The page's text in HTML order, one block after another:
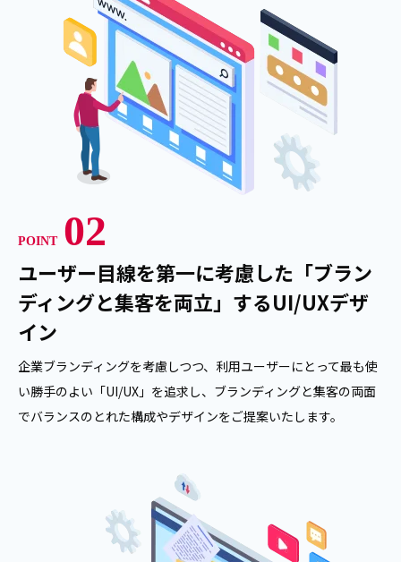
POINT 02
ユーザー目線を第一に考慮した「ブラン
ディングと集客を両立」するUI/UXデザ
イン
企業ブランディングを考慮しつつ、利用ユーザーにとって最も使
い勝手のよい「UI/UX」を追求し、ブランディングと集客の両面
でバランスのとれた構成やデザインをご提案いたします。